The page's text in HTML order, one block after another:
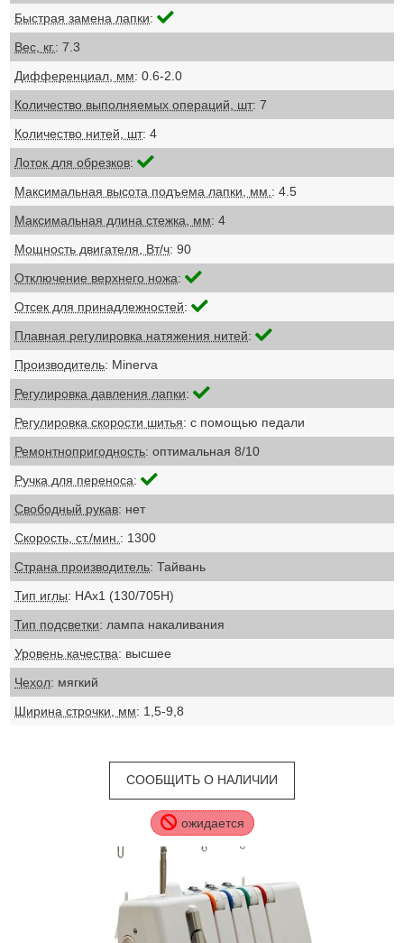
Быстрая замена лапки:
Вес, кг.: 7.3
Дифференциал, мм: 0.6-2.0
Количество выполняемых операций, шт: 7
Количество нитей, шт: 4
Лоток для обрезков:
Максимальная высота подъема лапки, мм. : 4.5
Максимальная длина стежка, мм: 4
Мощность двигателя, Вт/ч: 90
Отключение верхнего ножа:
Отсек для принадлежностей:
Плавная регулировка натяжения нитей:
Производитель: Minerva
Регулировка давления лапки:
Регулировка скорости шитья: с помощью педали
Ремонтнопригодность: оптимальная 8/10
Ручка для переноса:
Свободный рукав: нет
Скорость, ст./мин. : 1300
Страна производитель: Тайвань
Тип иглы: НАх1 (130/705Н)
Тип подсветки: лампа накаливания
Уровень качества: высшее
Чехол: мягкий
Ширина строчки, мм: 1,5-9,8
СООБЩИТЬ О НАЛИЧИИ
ожидается